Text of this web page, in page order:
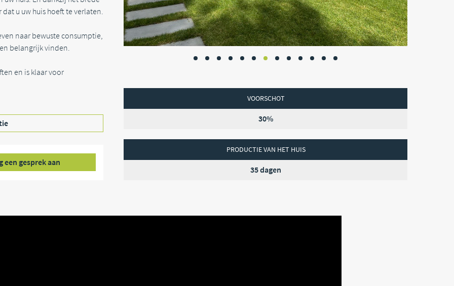
een gesprek aan
u uw huis hoeft te verlaten.
naar bewuste consumptie,
belangrijk vinden.
en is klaar voor
30%
VOORSCHOT
35 dagen
PRODUCTIE VAN HET HUIS